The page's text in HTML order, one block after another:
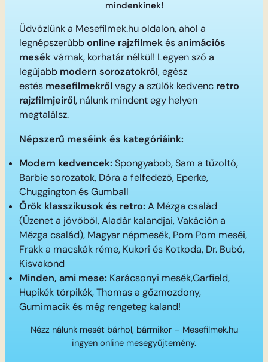
mindenkinek!
Üdvözlünk a Mesefilmek.hu oldalon, ahol a
legnépszerűbbonline rajzfilmekésanimációs
mesékvárnak, korhatár nélkül! Legyen szó a
legújabb modern sorozatokról, egész
estés mesefilmekről vagy a szülők kedvenc retro
rajzfilmjeiről, nálunk mindent egy helyen
megtalálsz.
Népszerű meséink és kategóriáink:
Modern kedvencek: Spongyabob, Sam a tűzoltó,
Barbie sorozatok, Dóra a felfedező, Eperke,
Chuggington és Gumball
Örök klasszikusok és retro: A Mézga család
(Üzenet a jövőből, Aladár kalandjai, Vakáción a
Mézga család), Magyar népmesék, Pom Pom meséi,
Frakk a macskák réme, Kukori és Kotkoda, Dr. Bubó,
Kisvakond
Minden, ami mese: Karácsonyi mesék,Garfield,
Hupikék törpikék, Thomas a gőzmozdony,
Gumimacik és még rengeteg kaland!
Nézz nálunk mesét bárhol, bármikor – Mesefilmek.hu
ingyen online mesegyűjtemény.